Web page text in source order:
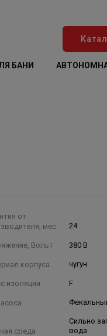
БАНИ
от
мес.
24
Вольт 380 В
корпуса чугун
изоляции F
среда
Сильно
вода